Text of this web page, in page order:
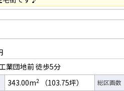
業団地前徒歩5分
343.00m2 （103.75坪）
総区画数